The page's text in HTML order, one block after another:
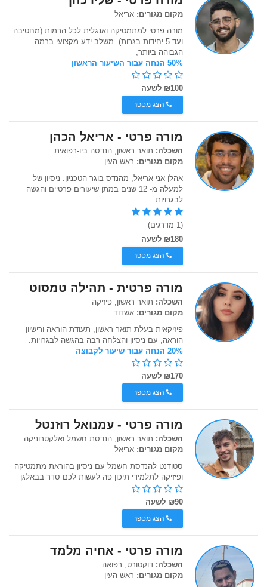
מקום מגורים: אריאל
מורה פרטי למתמטיקה ואנגלית לכל הרמות (מחטיבה
ועד 5 יחידות בגרות). משלב ידע מקצועי ברמה
הגבוהה ביותר,
50% הנחה עבור השיעור הראשון
₪100 לשעה
הצג מספר
מורה פרטי - אריאל הכהן
השכלה: תואר ראשון, הנדסה ביו-רפואית
מקום מגורים: ראש העין
אהלן אני אריאל, מהנדס בוגר הטכניון. ניסיון של
למעלה מ- 12 שנים במתן שיעורים פרטיים והגשה
לבגרויות
(1 מדרגים)
₪180 לשעה
הצג מספר
מורה פרטית - תהילה טמסוט
השכלה: תואר ראשון, פיזיקה
מקום מגורים: אשדוד
פיזיקאית בעלת תואר ראשון, תעודת הוראה ורישיון
הוראה, עם ניסיון והצלחה רבה בהגשה לבגרויות.
20% הנחה עבור שיעור לקבוצה
₪170 לשעה
הצג מספר
מורה פרטי - עמנואל רוזנטל
השכלה: תואר ראשון, הנדסת חשמל ואלקטרוניקה
מקום מגורים: אריאל
סטודנט להנדסת חשמל עם ניסיון בהוראת מתמטיקה
ופיזיקה לתלמידי תיכון פה לעשות לכם סדר בבאלגן
₪90 לשעה
הצג מספר
מורה פרטי - אחיה מלמד
השכלה: דוקטורט, רפואה
מקום מגורים: ראש העין